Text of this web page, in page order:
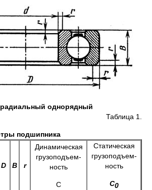
однорядный
Таблица 1.
подшипника
D B r
Динамическая
грузоподъем-
ность
С
Статическая
грузоподъем-
ность
С0